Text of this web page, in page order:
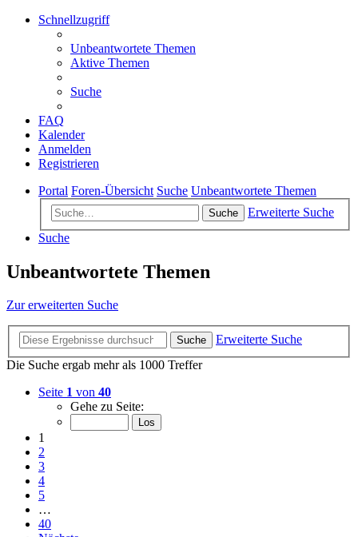
Schnellzugriff
Unbeantwortete Themen
Aktive Themen
Suche
FAQ
Kalender
Anmelden
Registrieren
Portal Foren-Übersicht Suche Unbeantwortete Themen
Suche
Erweiterte Suche
Suche
Unbeantwortete Themen
Zur erweiterten Suche
Suche
Erweiterte Suche
Die Suche ergab mehr als 1000 Treffer
Seite 1 von 40
Gehe zu Seite:
1
2
3
4
5
…
40